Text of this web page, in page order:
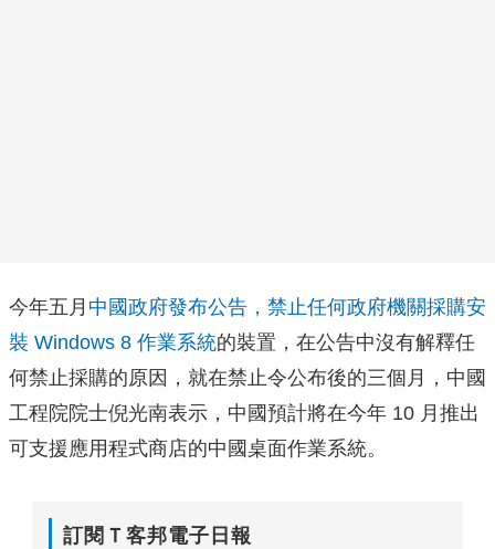
今年五月 中國政府發布公告，禁止任何政府機關採購安
裝 Windows 8 作業系統的裝置，在公告中沒有解釋任
何禁止採購的原因，就在禁止令公布後的三個月，中國
工程院院士倪光南表示，中國預計將在今年 10 月推出
可支援應用程式商店的中國桌面作業系統。
訂閱Ｔ客邦電子日報